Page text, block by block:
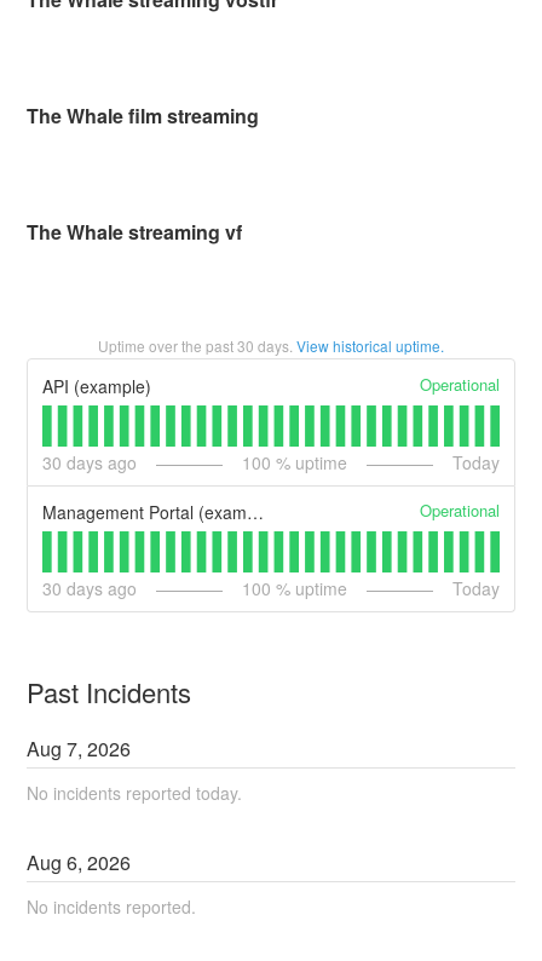
The Whale film streaming
The Whale streaming vf
Uptime over the past30 days. View historical uptime.
API (example) Operational
30 days ago 100 % uptime Today
Management Portal (example) Operational
30 days ago 100 % uptime Today
Past Incidents
Aug7,2026
No incidents reported today.
Aug6,2026
No incidents reported.